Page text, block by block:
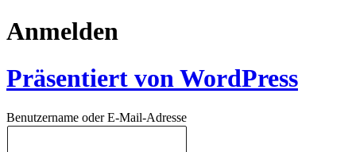
Anmelden
Präsentiert von WordPress
Benutzername oder E-Mail-Adresse